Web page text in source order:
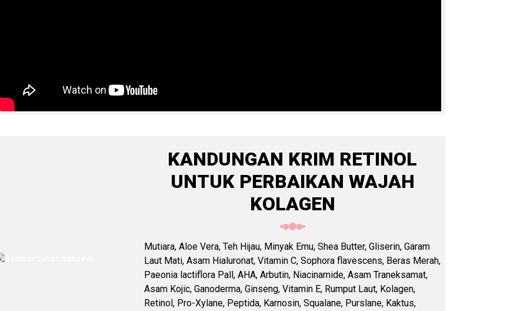
KANDUNGAN KRIM RETINOL
UNTUK PERBAIKAN WAJAH
KOLAGEN
Mutiara, Aloe Vera, Teh Hijau, Minyak Emu, Shea Butter, Gliserin, Garam
Laut Mati, Asam Hialuronat, Vitamin C, Sophora flavescens, Beras Merah,
Paeonia lactiflora Pall, AHA, Arbutin, Niacinamide, Asam Traneksamat,
Asam Kojic, Ganoderma, Ginseng, Vitamin E, Rumput Laut, Kolagen,
Retinol, Pro-Xylane, Peptida, Karnosin, Squalane, Purslane, Kaktus,